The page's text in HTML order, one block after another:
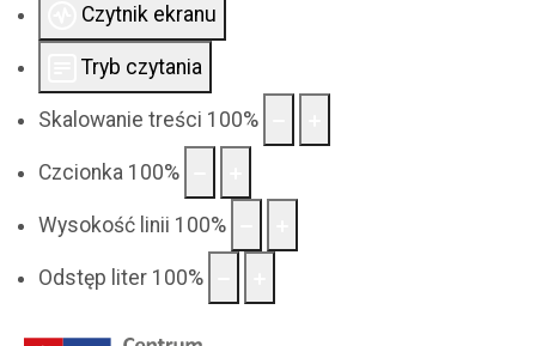
Czytnik ekranu
Tryb czytania
Skalowanie treści 100%
Czcionka 100%
Wysokość linii 100%
Odstęp liter 100%